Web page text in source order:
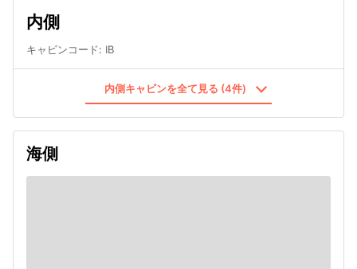
内側
キャビンコード: IB
内側キャビンを全て見る (4件)
海側